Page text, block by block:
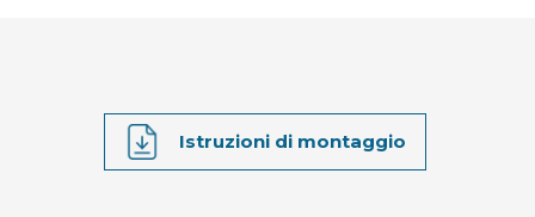
Istruzioni di montaggio